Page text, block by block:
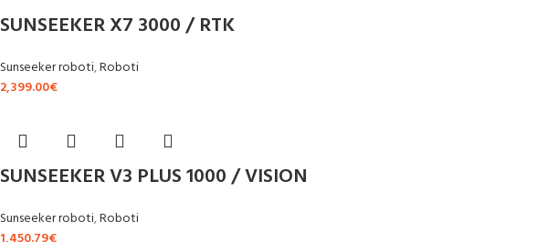
SUNSEEKER X7 3000 / RTK
Sunseeker roboti,Roboti
2,399.00€
SUNSEEKER V3 PLUS 1000 / VISION
Sunseeker roboti,Roboti